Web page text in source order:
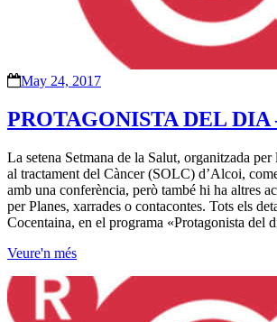
May 24, 2017
PROTAGONISTA DEL DIA
La setena Setmana de la Salut, organitzada
al tractament del Càncer (SOLC) d’Alcoi,
amb una conferència, però també hi ha altres
per Planes, xarrades o contacontes. Tots els
Cocentaina, en el programa «Protagonista del
Veure'n més